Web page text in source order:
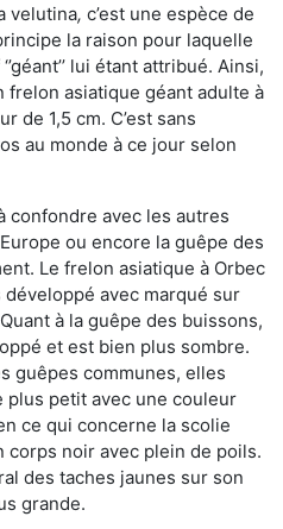
velutina, c’est une espèce de
la raison pour laquelle
lui étant attribué. Ainsi,
frelon asiatique géant adulte à
de 1,5 cm. C’est sans
au monde à ce jour selon
confondre avec les autres
ou encore la guêpe des
Le frelon asiatique à Orbec
avec marqué sur
à la guêpe des buissons,
et est bien plus sombre.
guêpes communes, elles
petit avec une couleur
ce qui concerne la scolie
corps noir avec plein de poils.
des taches jaunes sur son
grande.